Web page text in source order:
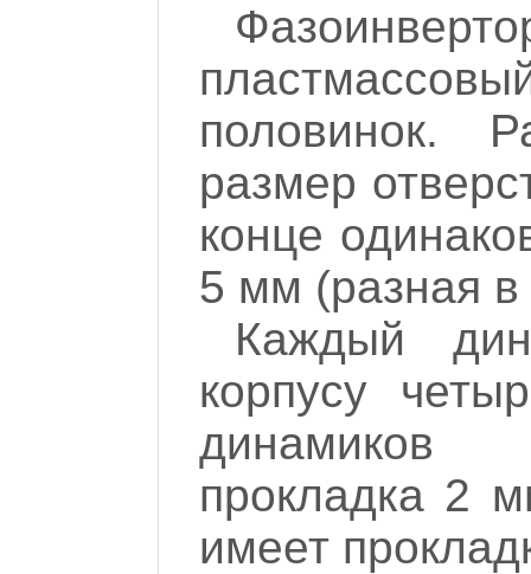
половинок.
размер
конце
5 мм (разная
Каждый
корпусу
динамиков
прокладка 2
имеет